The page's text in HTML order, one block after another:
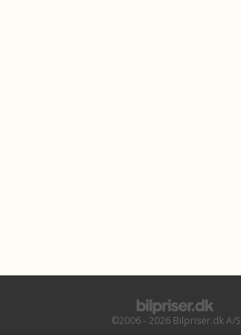
©2006 - 2026 Bilpriser.dk A/S